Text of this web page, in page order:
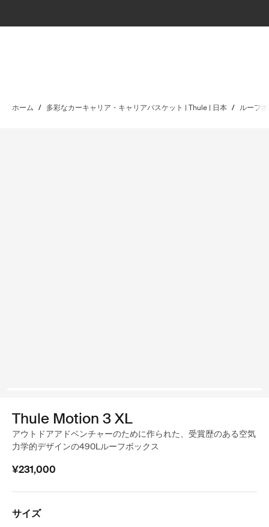
ホーム / 多彩なカーキャリア・キャリアバスケット | Thule | 日本 / ルーフ
Thule Motion 3 XL
アウトドアアドベンチャーのために作られた、受賞歴のある空気
力学的デザインの490Lルーフボックス
¥231,000
サイズ